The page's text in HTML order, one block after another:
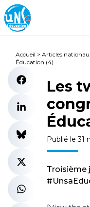
Accueil > Articles
Éducation (4)
Les
Publié le 31
Troisième